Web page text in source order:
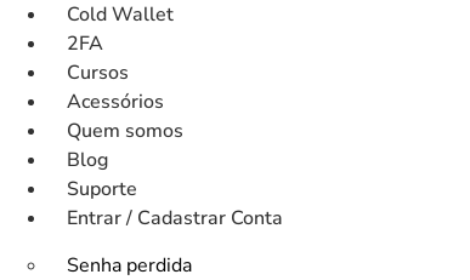
para
conteúdo
Cold Wallet
2FA
Cursos
Acessórios
Quem somos
Blog
Suporte
Entrar / Cadastrar Conta
Senha perdida